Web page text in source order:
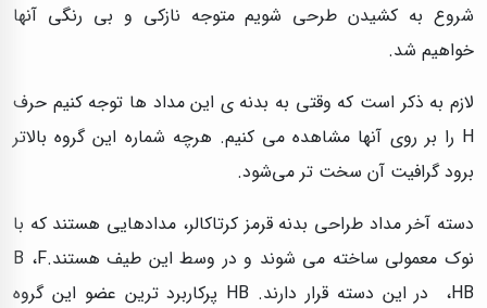
شروع به کشیدن طرحی شویم متوجه نازکی و بی رنگی آنها
خواهیم شد.
لازم به ذکر است که وقتی به بدنه ی این مداد ها توجه کنیم حرف
H را بر روی آنها مشاهده می کنیم. هرچه شماره این گروه بالاتر
برود گرافیت آن سخت تر می‌شود.
دسته آخر مداد طراحی بدنه قرمز کرتاکالر، مدادهایی هستند که با
نوک معمولی ساخته می شوند و در وسط این طیف هستند.B ،F
،HB در این دسته قرار دارند. HB پرکاربرد ترین عضو این گروه